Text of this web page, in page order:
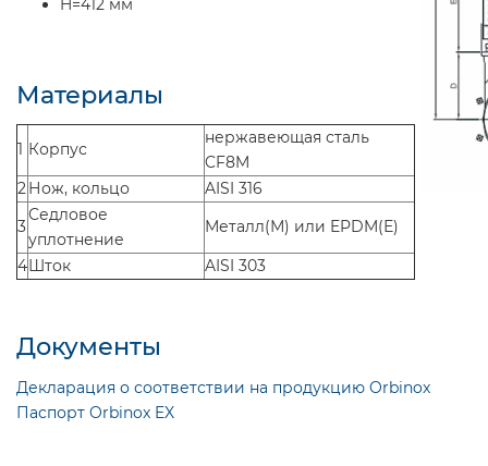
H=412 мм
Материалы
1 Корпус
нержавеющая сталь
CF8M
2Нож, кольцо
AISI 316
3
Седловое
уплотнение
Металл(М) или EPDM(Е)
4Шток AISI 303
Документы
Декларация о соответствии на продукцию Orbinox
Паспорт Orbinox EX